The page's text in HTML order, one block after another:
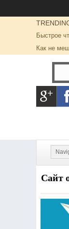
Быстрое
Как не
Сайт